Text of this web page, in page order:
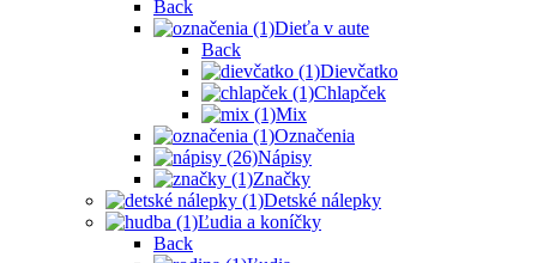
Back
Dieťa v aute
Back
Dievčatko
Chlapček
Mix
Označenia
Nápisy
Značky
Detské nálepky
Ľudia a koníčky
Back